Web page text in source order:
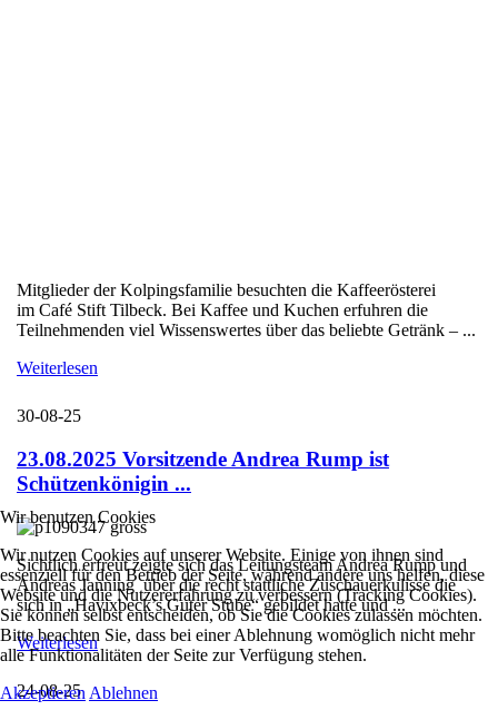
Mitglieder der Kolpingsfamilie besuchten die Kaffeerösterei
im Café Stift Tilbeck. Bei Kaffee und Kuchen erfuhren die
Teilnehmenden viel Wissenswertes über das beliebte Getränk – ...
Weiterlesen
30-08-25
23.08.2025 Vorsitzende Andrea Rump ist
Schützenkönigin ...
Sichtlich erfreut zeigte sich das Leitungsteam Andrea Rump und
Andreas Janning über die recht stattliche Zuschauerkulisse die
sich in „Havixbeck’s Guter Stube“ gebildet hatte und ...
Weiterlesen
24-08-25
Wir benutzen Cookies
Wir nutzen Cookies auf unserer Website. Einige von ihnen sind
essenziell für den Betrieb der Seite, während andere uns helfen, diese
Website und die Nutzererfahrung zu verbessern (Tracking Cookies).
Sie können selbst entscheiden, ob Sie die Cookies zulassen möchten.
Bitte beachten Sie, dass bei einer Ablehnung womöglich nicht mehr
alle Funktionalitäten der Seite zur Verfügung stehen.
Akzeptieren Ablehnen